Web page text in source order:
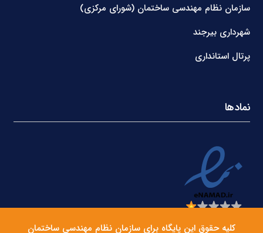
سازمان نظام مهندسی ساختمان (شورای مرکزی)
شهرداری بیرجند
پرتال استانداری
نمادها
کلیه حقوق این پایگاه برای سازمان نظام مهندسی ساختمان